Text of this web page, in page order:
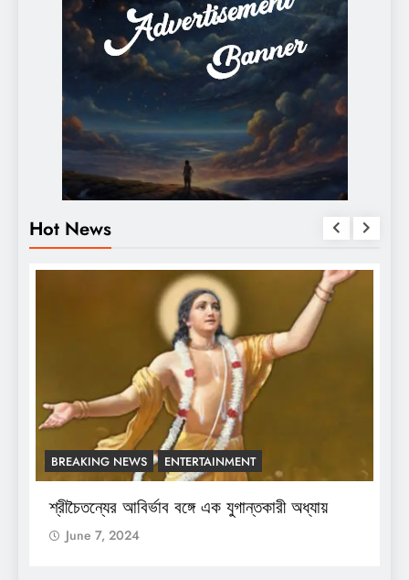
Hot News
BREAKING NEWS ENTERTAINMENT
শ্রীচৈতন্যের আবির্ভাব বঙ্গে এক যুগান্তকারী অধ্যায়
June 7, 2024